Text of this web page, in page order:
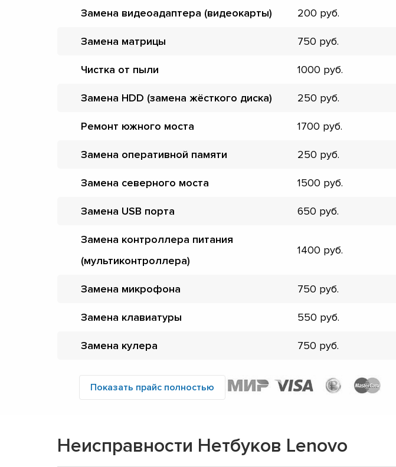
Замена видеоадаптера (видеокарты) 200
Замена матрицы 750
Чистка от пыли 1000
Замена HDD (замена жёсткого диска) 250
Ремонт южного моста 1700
Замена оперативной памяти 250
Замена северного моста 1500
Замена USB порта 650
Замена контроллера питания
(мультиконтроллера)
1400
Замена микрофона 750
Замена клавиатуры 550
Замена кулера 750
Показать прайс полностью
Неисправности Нетбуков Lenovo